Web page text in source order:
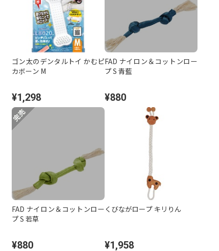
ゴン太のデンタルトイ かむピ
カボーン M
¥1,298
FAD ナイロン＆コットンロー
プ S 青藍
¥880
FAD ナイロン＆コットンロー
プ S 若草
¥880
くびながロープ キリりん
¥1,958